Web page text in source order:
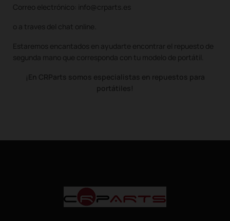
Correo electrónico: info@crparts.es
o a traves del chat online.
Estaremos encantados en ayudarte encontrar el repuesto de
segunda mano que corresponda con tu modelo de portátil.
¡En CRParts somos especialistas en repuestos para
portátiles!